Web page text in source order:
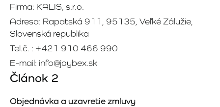
Firma: KALIS, s.r.o.
Adresa: Rapatská 911, 95135, Veľké Zálužie,
Slovenská republika
Tel.č. : +421 910 466 990
E-mail: info@joybex.sk
Článok 2
Objednávka a uzavretie zmluvy